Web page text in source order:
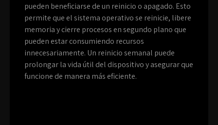
pueden beneficiarse de un reinicio o apagado. Esto
permite que el sistema operativo se reinicie, libere
memoria y cierre procesos en segundo plano que
pueden estar consumiendo recursos
innecesariamente. Un reinicio semanal puede
prolongar la vida útil del dispositivo y asegurar que
funcione de manera más eficiente.